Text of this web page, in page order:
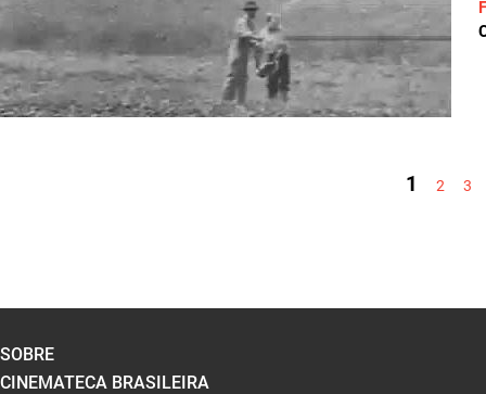
1 2 3
SOBRE
CINEMATECA BRASILEIRA